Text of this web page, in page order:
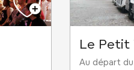
Le Petit
Au départ